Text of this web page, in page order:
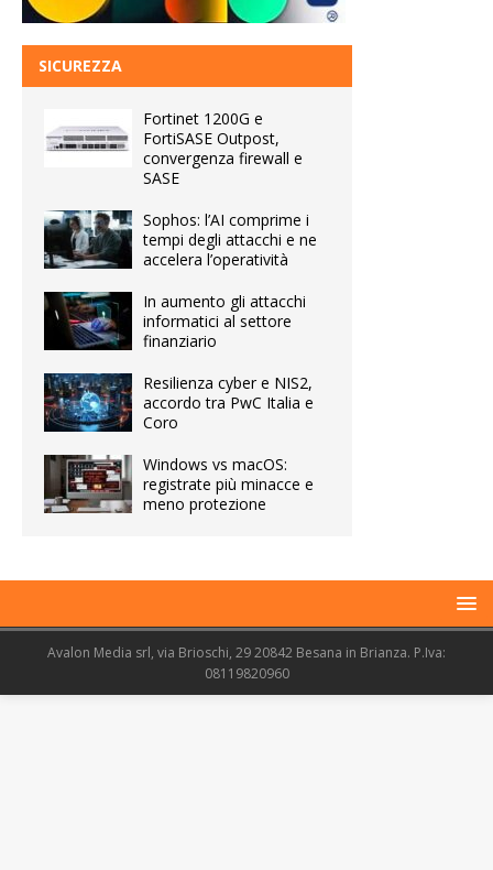
SICUREZZA
Fortinet 1200G e
FortiSASE Outpost,
convergenza firewall e
SASE
Sophos: l’AI comprime i
tempi degli attacchi e ne
accelera l’operatività
In aumento gli attacchi
informatici al settore
finanziario
Resilienza cyber e NIS2,
accordo tra PwC Italia e
Coro
Windows vs macOS:
registrate più minacce e
meno protezione
Avalon Media srl, via Brioschi, 29 20842 Besana in Brianza. P.Iva:
08119820960